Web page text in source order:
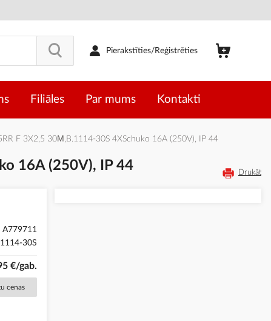
Pierakstīties/Reģistrēties
Filiāles Par mums Kontakti
F 3X2,5 30М,B.1114-30S 4XSchuko 16A (250V), IP 44
16A (250V), IP 44 Drukāt
A779711
30S
€/gab.
cenas